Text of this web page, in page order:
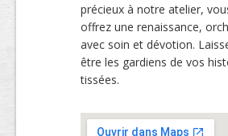
précieux à notre atelier,
offrez une renaissance,
avec soin et dévotion.
être les gardiens de vos
tissées.